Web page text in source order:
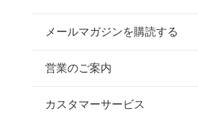
メールマガジンを購読する
営業のご案内
カスタマーサービス